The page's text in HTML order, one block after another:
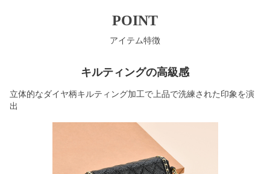
POINT
アイテム特徴
キルティングの高級感
立体的なダイヤ柄キルティング加工で上品で洗練された印象を演
出